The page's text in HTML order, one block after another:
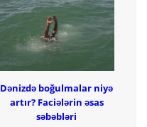
Dənizdə boğulmalar niyə
artır? Faciələrin əsas
səbəbləri